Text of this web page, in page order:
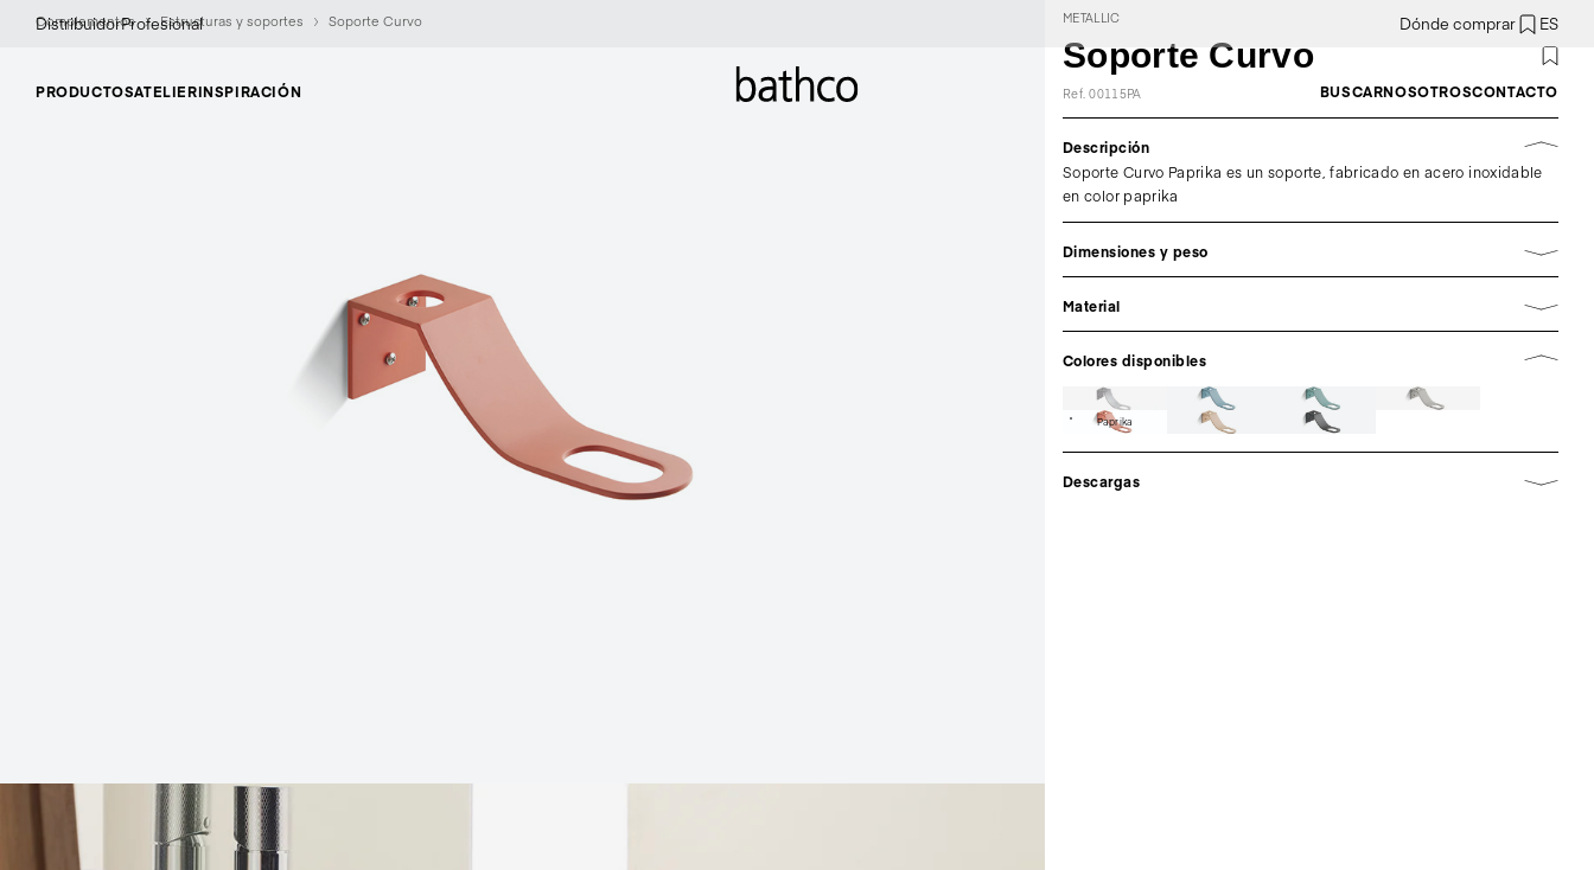
DistribuidorProfesional Dónde comprar ES
PRODUCTOSATELIERINSPIRACIÓN BUSCARNOSOTROSCONTACTO
Complementos Estructuras y soportes Soporte Curvo METALLIC
Soporte Curvo
Ref. 00115PA
Descripción
Soporte Curvo Paprika es un soporte, fabricado en acero inoxidable
en color paprika
Dimensiones y peso
Material
Colores disponibles
Paprika
Descargas